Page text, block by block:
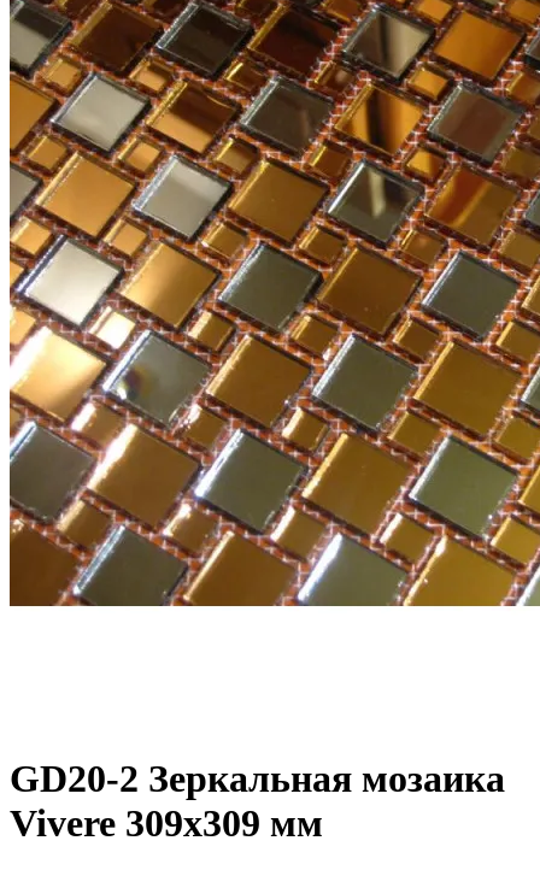
GD20-2 Зеркальная мозаика
Vivere 309x309 мм